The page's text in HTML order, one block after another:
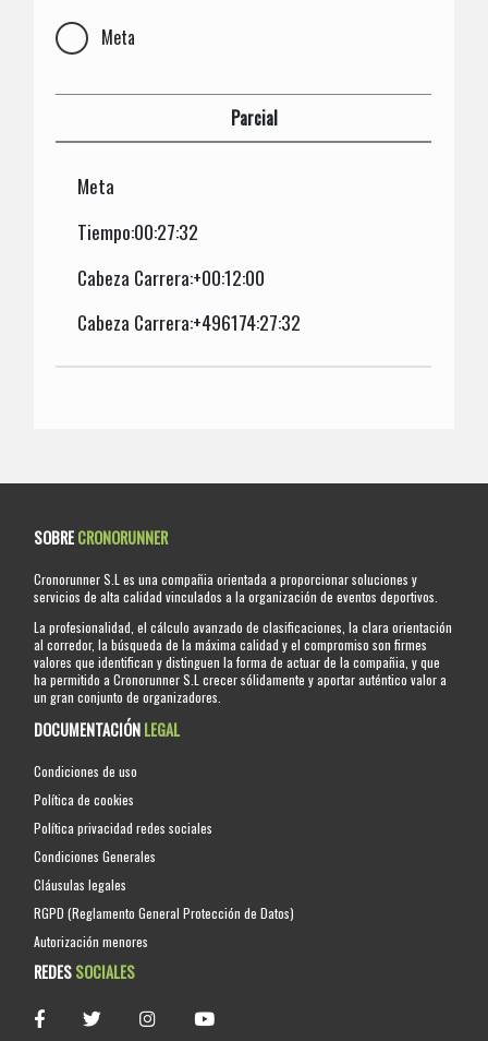
Meta
Parcial
Meta
Tiempo:00:27:32
Cabeza Carrera:+00:12:00
Cabeza Carrera:+496174:27:32
SOBRECRONORUNNER
Cronorunner S.L es una compañia orientada a proporcionar soluciones y
servicios de alta calidad vinculados a la organización de eventos deportivos.
La profesionalidad, el cálculo avanzado de clasificaciones, la clara orientación
al corredor, la búsqueda de la máxima calidad y el compromiso son firmes
valores que identifican y distinguen la forma de actuar de la compañia, y que
ha permitido a Cronorunner S.L crecer sólidamente y aportar auténtico valor a
un gran conjunto de organizadores.
DOCUMENTACIÓNLEGAL
Condiciones de uso
Política de cookies
Política privacidad redes sociales
Condiciones Generales
Cláusulas legales
RGPD (Reglamento General Protección de Datos)
Autorización menores
REDESSOCIALES